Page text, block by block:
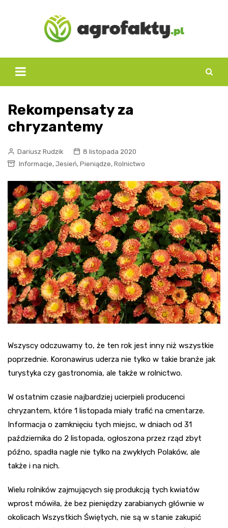
Rekompensaty za
chryzantemy
Dariusz Rudzik
8 listopada 2020
Informacje, Jesień, Pieniądze, Rolnictwo
Wszyscy odczuwamy to, że ten rok jest inny niż wszystkie
poprzednie. Koronawirus uderza nie tylko w takie branże jak
turystyka czy gastronomia, ale także w rolnictwo.
W ostatnim czasie najbardziej ucierpieli producenci
chryzantem, które 1 listopada miały trafić na cmentarze.
Informacja o zamknięciu tych miejsc, w dniach od 31
października do 2 listopada, ogłoszona przez rząd zbyt
późno, spadła nagle nie tylko na zwykłych Polaków, ale
także i na nich.
Wielu rolników zajmujących się produkcją tych kwiatów
wprost mówiła, że bez pieniędzy zarabianych głównie w
okolicach Wszystkich Świętych, nie są w stanie zakupić